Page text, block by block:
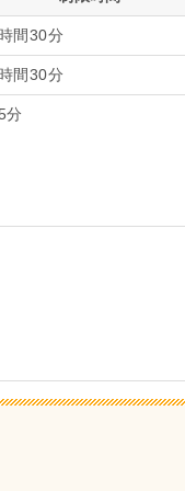
間30分
間30分
分